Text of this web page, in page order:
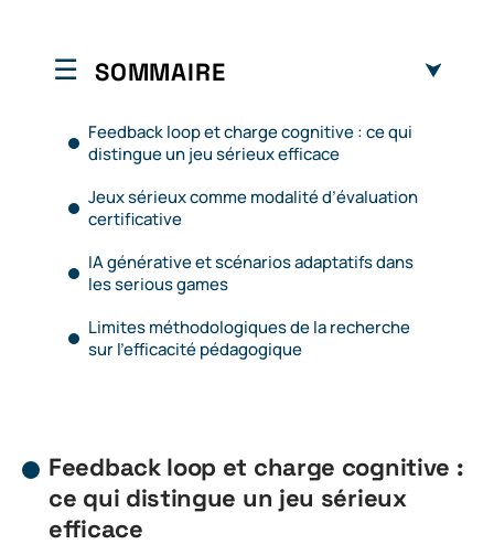
SOMMAIRE
Feedback loop et charge cognitive : ce qui
distingue un jeu sérieux efficace
Jeux sérieux comme modalité d’évaluation
certificative
IA générative et scénarios adaptatifs dans
les serious games
Limites méthodologiques de la recherche
sur l’efficacité pédagogique
Feedback loop et charge cognitive :
ce qui distingue un jeu sérieux
efficace